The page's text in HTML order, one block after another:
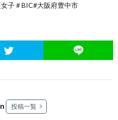
子＃BIC#大阪府豊中市
投稿一覧